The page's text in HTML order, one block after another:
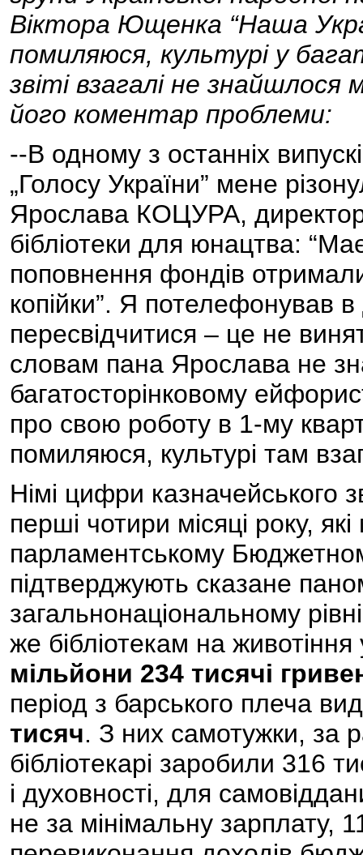
Віктора Ющенка “Наша
помиляюся, культурі у
звіті взагалі не знайшлося
його коментар проблеми:
--В одному з останніх
„Голосу України” мене
Ярослава КОЦУРА,
бібліотеки для юнацтва:
поповнення фондів
копійки”. Я потелефонував в
пересвідчитися – це не
словам пана Ярослава не
багатосторінковому
про свою роботу в 1-му
помиляюся, культурі там
Німі цифри казначейського
перші чотири місяці року,
парламентському
підтверджують сказане
загальнонаціональному
же бібліотекам на животіння
мільйони 234 тисячі
період з барського плеча
тисяч. З них самотужки, за
бібліотекарі заробили 316
і духовності, для
не за мінімальну зарплату,